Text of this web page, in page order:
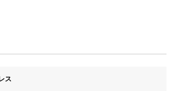
ス